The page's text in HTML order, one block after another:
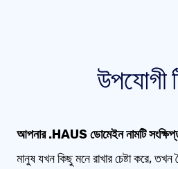
উপযোগী
আপনার .HAUS ডোমেইন নামটি
মানুষ যখন কিছু মনে রাখার চেষ্টা করে,